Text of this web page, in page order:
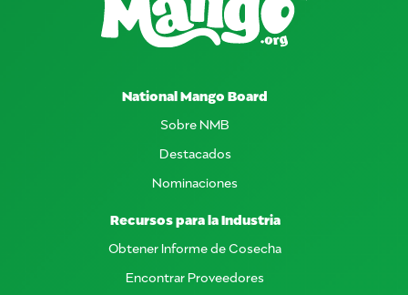
National Mango Board
Sobre NMB
Destacados
Nominaciones
Recursos para la Industria
Obtener Informe de Cosecha
Encontrar Proveedores